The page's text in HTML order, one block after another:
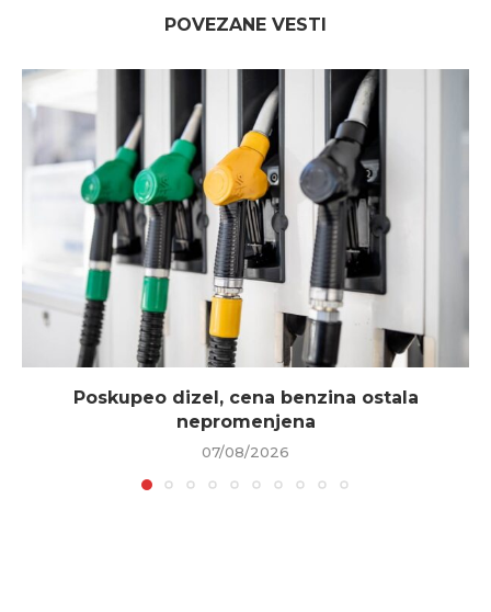
POVEZANE VESTI
Poskupeo dizel, cena benzina ostala
nepromenjena
07/08/2026